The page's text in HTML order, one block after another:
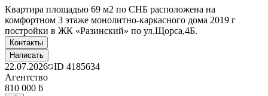
Квартира площадью 69 м2 по СНБ расположена на
комфортном 3 этаже монолитно-каркасного дома 2019 г
постройки в ЖК «Разинский» по ул.Щорса,4Б.
Контакты
Написать
22.07.2026 ID 4185634
Агентство
810 000 ƃ